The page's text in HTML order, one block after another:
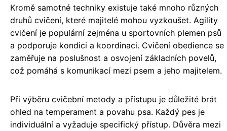
Kromě samotné techniky existuje také mnoho různých
druhů cvičení, které majitelé mohou vyzkoušet. Agility
cvičení je populární zejména u sportovních plemen psů
a podporuje kondici a koordinaci. Cvičení obedience se
zaměřuje na poslušnost a osvojení základních povelů,
což pomáhá s komunikací mezi psem a jeho majitelem.
Při výběru cvičební metody a přístupu je důležité brát
ohled na temperament a povahu psa. Každý pes je
individuální a vyžaduje specifický přístup. Důvěra mezi